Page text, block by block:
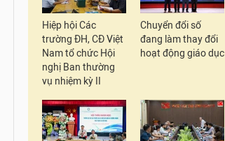
Hiệp hội Các
trường ĐH, CĐ Việt
Nam tổ chức Hội
nghị Ban thường
vụ nhiệm kỳ II
Chuyển đổi số
đang làm thay đổi
hoạt động giáo dục